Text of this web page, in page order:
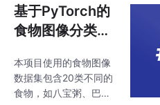
开发流程。逻辑回归凭
借其简单易懂、可解释
性强的特点，在金融风
用。然而，实际应用中
可能存在数据不均衡、
特征优化等问题，后续
基于PyTorch的
食物图像分类实
到模型训练
本项目使用的食物图像
数据集包含20类不同的
食物，如八宝粥、巴旦